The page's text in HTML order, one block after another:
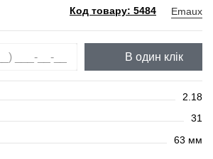
Код товару: 5484 Emaux
В один клік
2.18
31
63 мм